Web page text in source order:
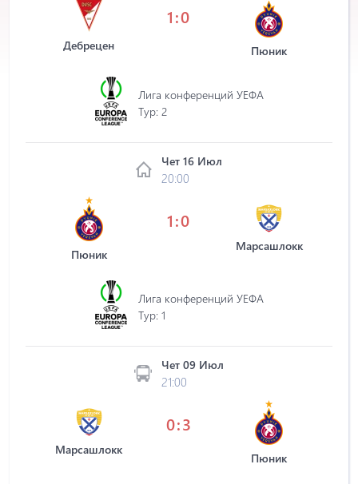
Дебрецен
1:0
Пюник
Лига конференций УЕФА
Tур: 2
Чет 16 Июл
20:00
Пюник
1:0
Марсашлокк
Лига конференций УЕФА
Tур: 1
Чет 09 Июл
21:00
Марсашлокк
0:3
Пюник